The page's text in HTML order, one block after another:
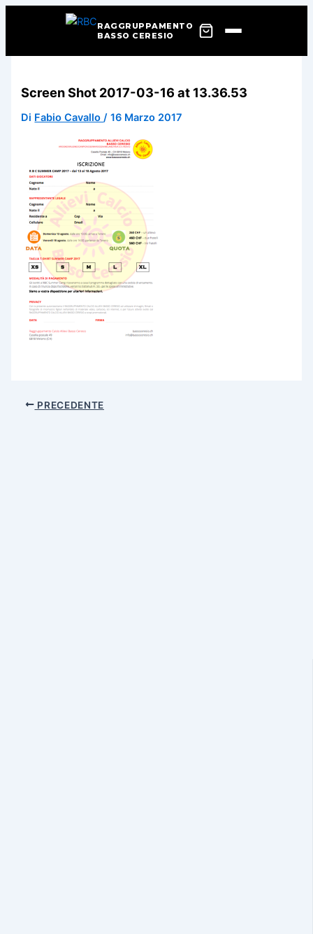
RAGGRUPPAMENTO
BASSO CERESIO
contenuto
Screen Shot 2017-03-16 at 13.36.53
Di Fabio Cavallo/16 Marzo 2017
PRECEDENTE